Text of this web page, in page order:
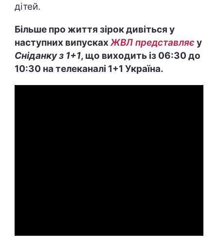
дітей.
Більше про життя зірок дивіться у
наступних випускахЖВЛ представляє у
Сніданку з 1+1, що виходить із 06:30 до
10:30 на телеканалі 1+1 Україна.